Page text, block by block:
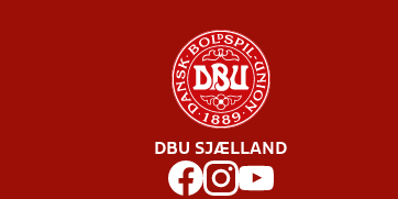
DBU SJÆLLAND